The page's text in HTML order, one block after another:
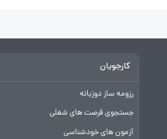
کارجویان
رزومه ساز دوزبانه
جستجوی فرصت های شغلی
آزمون های خودشناسی